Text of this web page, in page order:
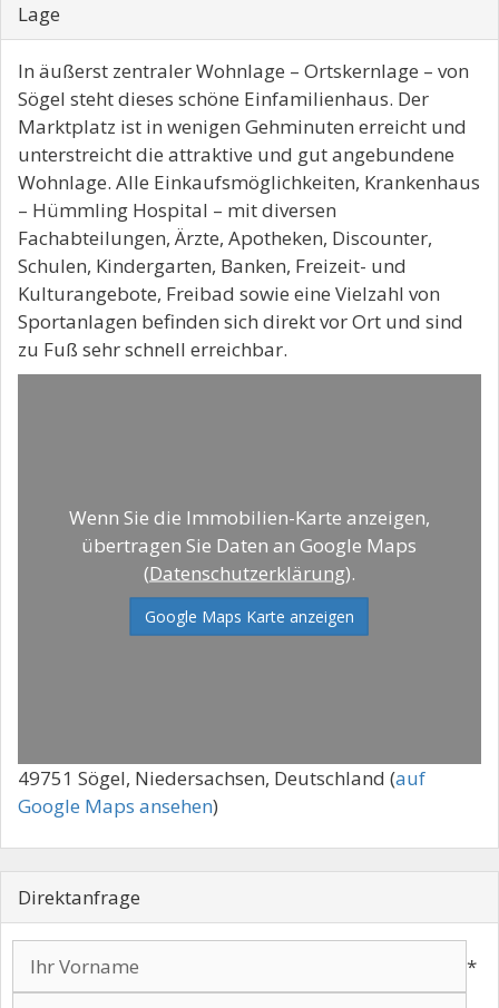
Lage
In äußerst zentraler Wohnlage – Ortskernlage – von
Sögel steht dieses schöne Einfamilienhaus. Der
Marktplatz ist in wenigen Gehminuten erreicht und
unterstreicht die attraktive und gut angebundene
Wohnlage. Alle Einkaufsmöglichkeiten, Krankenhaus
– Hümmling Hospital – mit diversen
Fachabteilungen, Ärzte, Apotheken, Discounter,
Schulen, Kindergarten, Banken, Freizeit- und
Kulturangebote, Freibad sowie eine Vielzahl von
Sportanlagen befinden sich direkt vor Ort und sind
zu Fuß sehr schnell erreichbar.
Wenn Sie die Immobilien-Karte anzeigen,
übertragen Sie Daten an Google Maps
(Datenschutzerklärung).
Google Maps Karte anzeigen
49751 Sögel, Niedersachsen, Deutschland (auf
Google Maps ansehen)
Direktanfrage
*